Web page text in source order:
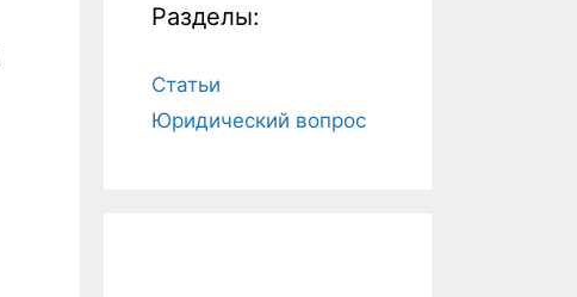
Разделы:
Статьи
Юридический вопрос